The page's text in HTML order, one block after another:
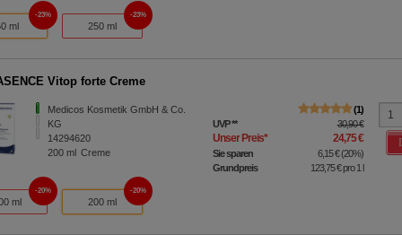
ml
23%
250 ml
23%
Vitop forte Creme
Medicos Kosmetik GmbH & Co.
KG
14294620
200 ml Creme
1
UVP** 30,90 €
Unser Preis* 24,75 €
Sie sparen 6,15 €(20%)
Grundpreis
123,75 €pro 1 l
ml
20%
200 ml
20%